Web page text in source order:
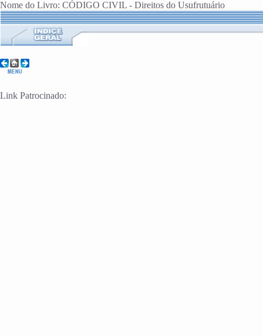
Nome do Livro: CÓDIGO CIVIL - Direitos do Usufrutuário
Link Patrocinado: